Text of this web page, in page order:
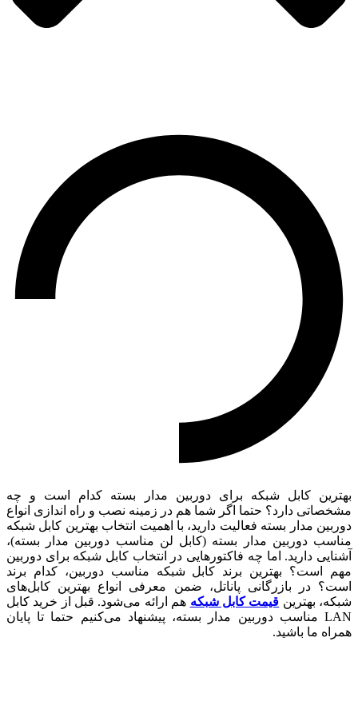
بهترین کابل شبکه برای دوربین مدار بسته کدام است و چه
مشخصاتی دارد؟ حتما اگر شما هم در زمینه نصب و راه اندازی انواع
دوربین مدار بسته فعالیت دارید، با اهمیت انتخاب بهترین کابل شبکه
مناسب دوربین مدار بسته (کابل لن مناسب دوربین مدار بسته)،
آشنایی دارید. اما چه فاکتورهایی در انتخاب کابل شبکه برای دوربین
مهم است؟ بهترین برند کابل شبکه مناسب دوربین، کدام برند
است؟ در بازرگانی پاناتل، ضمن معرفی انواع بهترین کابل‌‌های
شبکه، بهترین قیمت کابل شبکه هم ارائه می‌شود. قبل از خرید کابل
LAN مناسب دوربین مدار بسته، پیشنهاد می‌کنیم حتما تا پایان
همراه ما باشید.